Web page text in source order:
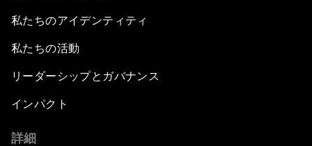
私たちのアイデンティティ
私たちの活動
リーダーシップとガバナンス
インパクト
詳細